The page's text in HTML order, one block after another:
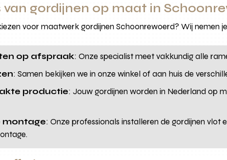
van gordijnen op maat in
voor maatwerk gordijnen Schoonrewoerd? Wij nemen
op afspraak: Onze specialist meet vakkundig alle
: Samen bekijken we in onze winkel of aan huis de
productie: Jouw gordijnen worden in Nederland op
montage: Onze professionals installeren de gordijnen